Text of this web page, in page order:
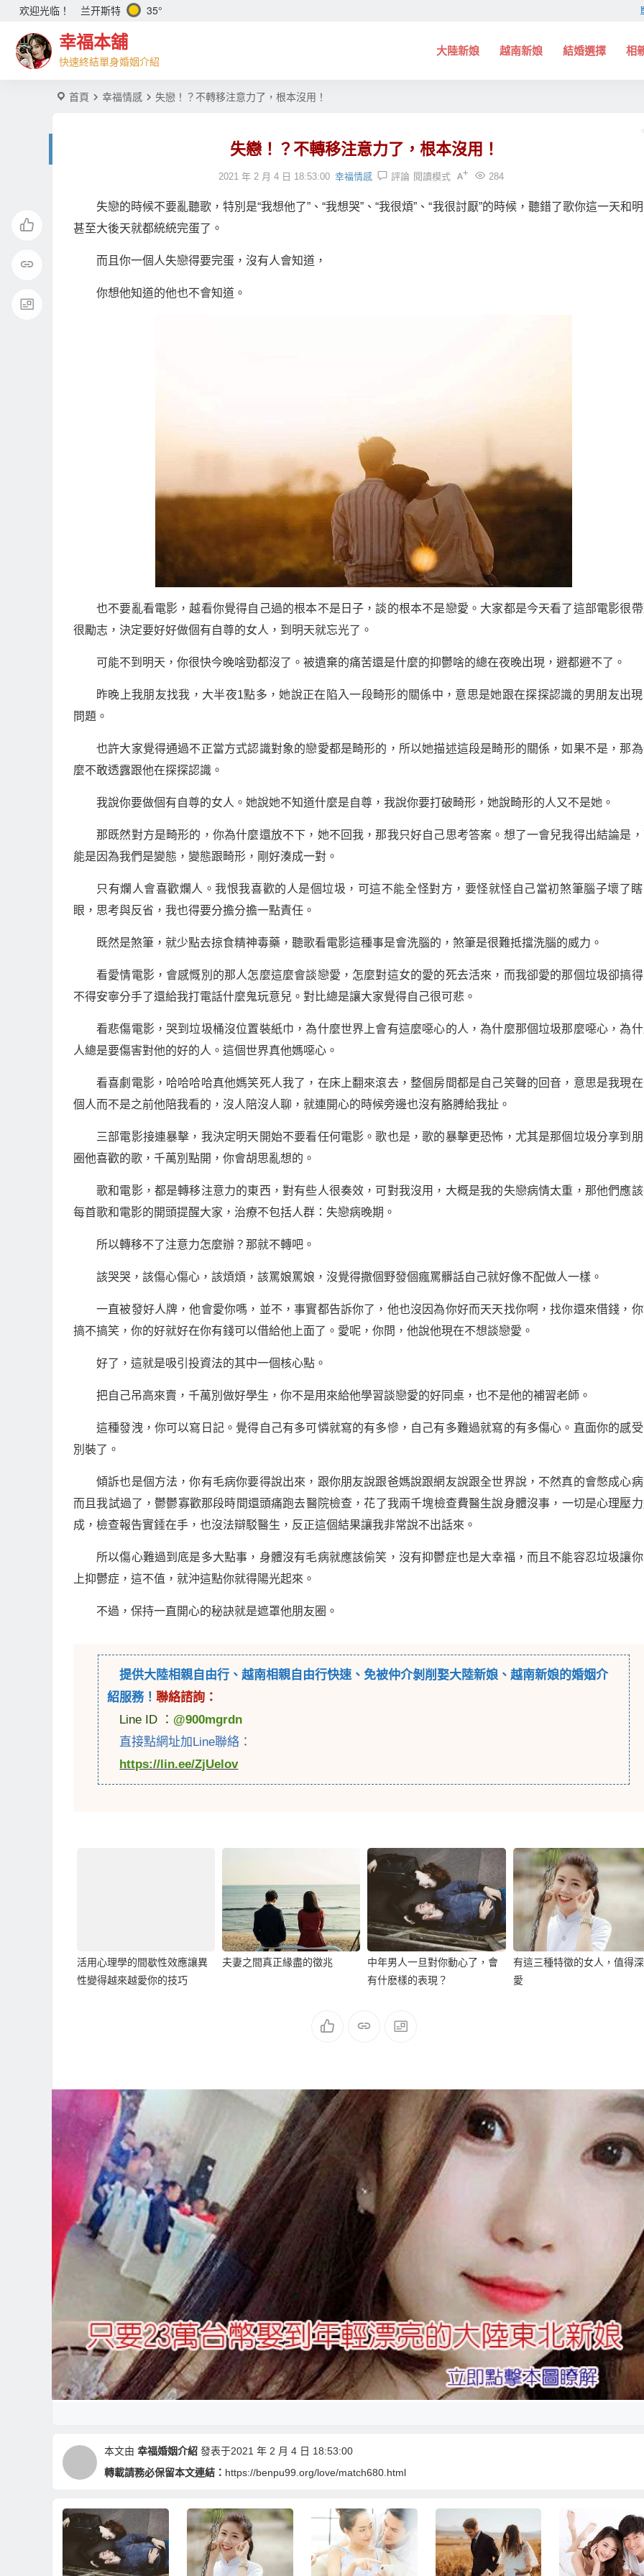
欢迎光临！ 兰开斯特 35°
幸福本舖
快速終結單身婚姻介紹
大陸新娘 越南新娘 結婚選擇 相
首頁 幸福情感 失戀！？不轉移注意力了，根本沒用！
失戀！？不轉移注意力了，根本沒用！
2021 年 2 月 4 日 18:53:00 幸福情感 評論 284
閱讀模式
失戀的時候不要亂聽歌，特別是“我想他了”、“我想哭”、“我很煩”、“我很討厭”的時候，聽錯了歌你這一天和
甚至大後天就都統統完蛋了。
而且你一個人失戀得要完蛋，沒有人會知道，
你想他知道的他也不會知道。
也不要亂看電影，越看你覺得自己過的根本不是日子，談的根本不是戀愛。大家都是今天看了這部電影很
很勵志，決定要好好做個有自尊的女人，到明天就忘光了。
可能不到明天，你很快今晚啥勁都沒了。被遺棄的痛苦還是什麼的抑鬱啥的總在夜晚出現，避都避不了。
昨晚上我朋友找我，大半夜1點多，她說正在陷入一段畸形的關係中，意思是她跟在探探認識的男朋友出現
問題。
也許大家覺得通過不正當方式認識對象的戀愛都是畸形的，所以她描述這段是畸形的關係，如果不是，那
麼不敢透露跟他在探探認識。
我說你要做個有自尊的女人。她說她不知道什麼是自尊，我說你要打破畸形，她說畸形的人又不是她。
那既然對方是畸形的，你為什麼還放不下，她不回我，那我只好自己思考答案。想了一會兒我得出結論是
能是因為我們是變態，變態跟畸形，剛好湊成一對。
只有爛人會喜歡爛人。我恨我喜歡的人是個垃圾，可這不能全怪對方，要怪就怪自己當初煞筆腦子壞了瞎
眼，思考與反省，我也得要分擔分擔一點責任。
既然是煞筆，就少點去掠食精神毒藥，聽歌看電影這種事是會洗腦的，煞筆是很難抵擋洗腦的威力。
看愛情電影，會感慨別的那人怎麼這麼會談戀愛，怎麼對這女的愛的死去活來，而我卻愛的那個垃圾卻搞得
不得安寧分手了還給我打電話什麼鬼玩意兒。對比總是讓大家覺得自己很可悲。
看悲傷電影，哭到垃圾桶沒位置裝紙巾，為什麼世界上會有這麼噁心的人，為什麼那個垃圾那麼噁心，為
人總是要傷害對他的好的人。這個世界真他媽噁心。
看喜劇電影，哈哈哈哈真他媽笑死人我了，在床上翻來滾去，整個房間都是自己笑聲的回音，意思是我現
個人而不是之前他陪我看的，沒人陪沒人聊，就連開心的時候旁邊也沒有胳膊給我扯。
三部電影接連暴擊，我決定明天開始不要看任何電影。歌也是，歌的暴擊更恐怖，尤其是那個垃圾分享到
圈他喜歡的歌，千萬別點開，你會胡思亂想的。
歌和電影，都是轉移注意力的東西，對有些人很奏效，可對我沒用，大概是我的失戀病情太重，那他們應
每首歌和電影的開頭提醒大家，治療不包括人群：失戀病晚期。
所以轉移不了注意力怎麼辦？那就不轉吧。
該哭哭，該傷心傷心，該煩煩，該罵娘罵娘，沒覺得撒個野發個瘋罵髒話自己就好像不配做人一樣。
一直被發好人牌，他會愛你嗎，並不，事實都告訴你了，他也沒因為你好而天天找你啊，找你還來借錢，
搞不搞笑，你的好就好在你有錢可以借給他上面了。愛呢，你問，他說他現在不想談戀愛。
好了，這就是吸引投資法的其中一個核心點。
把自己吊高來賣，千萬別做好學生，你不是用來給他學習談戀愛的好同桌，也不是他的補習老師。
這種發洩，你可以寫日記。覺得自己有多可憐就寫的有多慘，自己有多難過就寫的有多傷心。直面你的感受
別裝了。
傾訴也是個方法，你有毛病你要得說出來，跟你朋友說跟爸媽說跟網友說跟全世界說，不然真的會憋成心
而且我試過了，鬱鬱寡歡那段時間還頭痛跑去醫院檢查，花了我兩千塊檢查費醫生說身體沒事，一切是心理壓
成，檢查報告實錘在手，也沒法辯駁醫生，反正這個結果讓我非常說不出話來。
所以傷心難過到底是多大點事，身體沒有毛病就應該偷笑，沒有抑鬱症也是大幸福，而且不能容忍垃圾讓
上抑鬱症，這不值，就沖這點你就得陽光起來。
不過，保持一直開心的秘訣就是遮罩他朋友圈。
提供大陸相親自由行 、越南相親自由行快速、免被仲介剝削娶大陸新娘、越南新娘的婚姻介
紹服務！聯絡諮詢：
Line ID ： @900mgrdn
直接點網址加Line聯絡：
https://lin.ee/ZjUelov
活用心理學的間歇性效應讓異
性變得越來越愛你的技巧
夫妻之間真正緣盡的徵兆
中年男人一旦對你動心了，會
有什麽樣的表現？
有這三種特徵的女人，值得深
愛
本文由 幸福婚姻介紹 發表于2021 年 2 月 4 日 18:53:00
轉載請務必保留本文連結： https://benpu99.org/love/match680.html